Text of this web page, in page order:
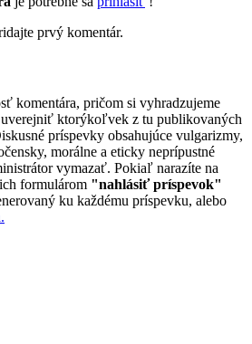
prvý komentár.
komentára, pričom si vyhradzujeme
ktorýkoľvek z tu publikovaných
príspevky obsahujúce vulgarizmy,
morálne a eticky neprípustné
vymazať. Pokiaľ narazíte na
formulárom "nahlásiť príspevok"
ku každému príspevku, alebo